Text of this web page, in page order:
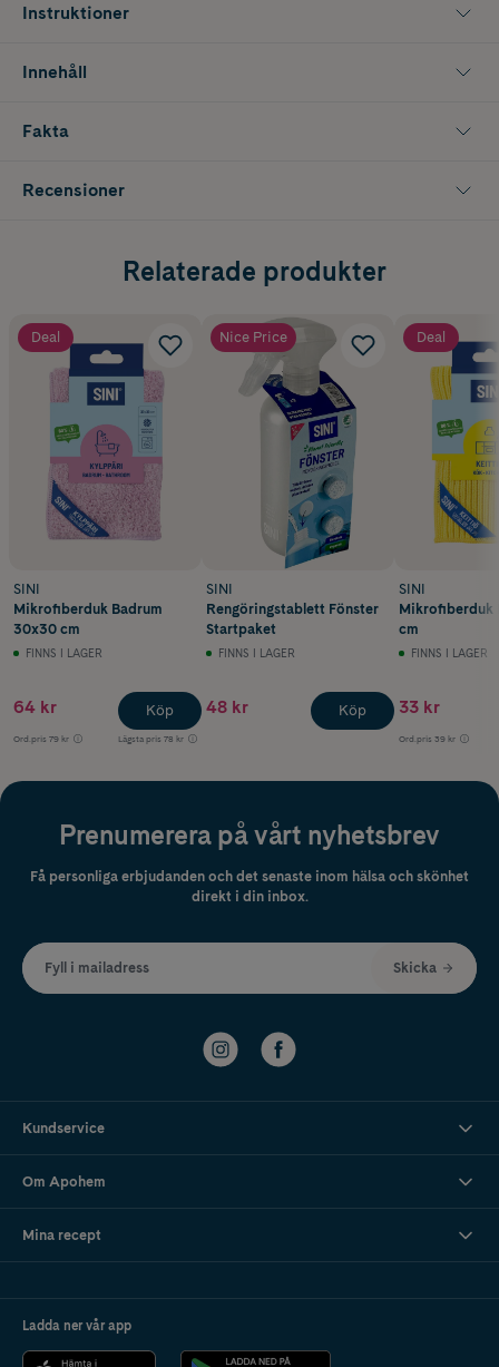
Instruktioner
Innehåll
Fakta
Recensioner
Relaterade produkter
Deal
SINI
Mikrofiberduk Badrum
30x30 cm
FINNS I LAGER
64 kr
Ord.pris 79 kr Lägsta pris 78 kr
Köp
Nice Price
SINI
Rengöringstablett Fönster
Startpaket
FINNS I LAGER
48 kr Köp
Deal
SINI
Mikrofiberduk
cm
FINNS I LAGER
33 kr
Ord.pris 39 kr
Prenumerera på vårt nyhetsbrev
Få personliga erbjudanden och det senaste inom hälsa och skönhet
direkt i din inbox.
Fyll i mailadress Skicka
Kundservice
Om Apohem
Mina recept
Ladda ner vår app